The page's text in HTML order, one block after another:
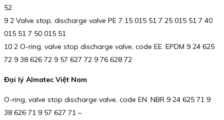
52
9 2 Valve stop, discharge valve PE 7 15 015 51 7 25 015 51 7 40
015 51 7 50 015 51
10 2 O-ring, valve stop discharge valve, code EE. EPDM 9 24 625
72 9 38 626 72 9 57 627 72 9 76 628 72
Đại lý Almatec Việt Nam
O-ring, valve stop discharge valve, code EN. NBR 9 24 625 71 9
38 626 71 9 57 627 71 –